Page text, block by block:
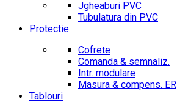
Jgheaburi PVC
Tubulatura din PVC
Protectie
Cofrete
Comanda & semnaliz.
Intr. modulare
Masura & compens. ER
Tablouri